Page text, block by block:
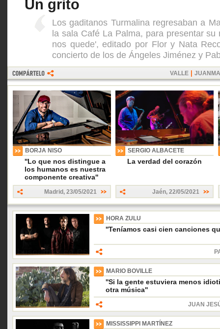
Un grito
Los gaditanos Turmalina regresaban a
la sala Café La Palma, para presentar
nos quede', editado por Flor y Nata
concierto de los de Ángeles Jiménez y
VALLE
BORJA NISO
''Lo que nos distingue a
los humanos es nuestra
componente creativa''
Madrid , 23/05/2021
SERGIO ALBACETE
La verdad del corazón
Jaén, 22/05/2021
HORA ZULU
''Teníamos casi cien canciones
MARIO BOVILLE
''Si la gente estuviera menos
otra música''
JUAN
MISSISSIPPI MARTÍNEZ